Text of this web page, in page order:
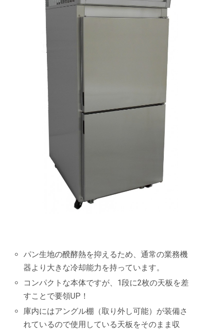
パン生地の醗酵熱を抑えるため、通常の業務機
器より大きな冷却能力を持っています。
コンパクトな本体ですが、1段に2枚の天板を差
すことで要領UP！
庫内にはアングル棚（取り外し可能）が装備さ
れているので使用している天板をそのまま収